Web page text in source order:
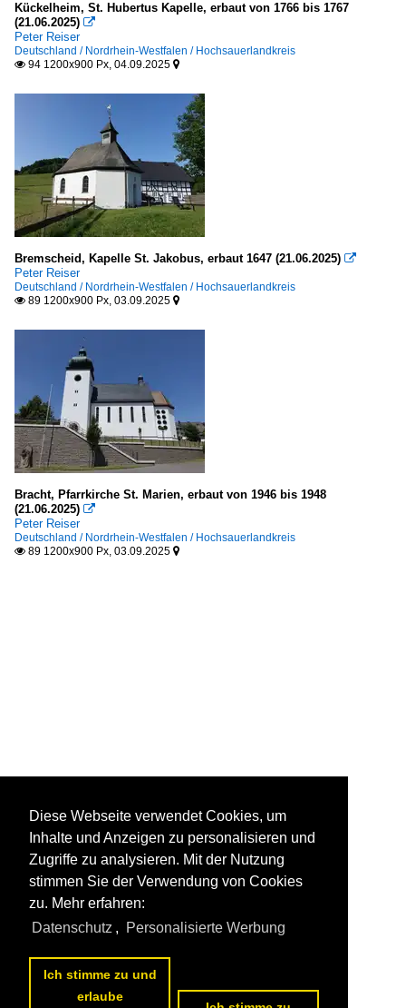
Kückelheim, St. Hubertus Kapelle, erbaut von 1766 bis 1767
(21.06.2025) 
Peter Reiser
Deutschland / Nordrhein-Westfalen / Hochsauerlandkreis
 94 1200x900 Px, 04.09.2025 
Bremscheid, Kapelle St. Jakobus, erbaut 1647 (21.06.2025) 
Peter Reiser
Deutschland / Nordrhein-Westfalen / Hochsauerlandkreis
 89 1200x900 Px, 03.09.2025 
Bracht, Pfarrkirche St. Marien, erbaut von 1946 bis 1948
(21.06.2025) 
Peter Reiser
Deutschland / Nordrhein-Westfalen / Hochsauerlandkreis
 89 1200x900 Px, 03.09.2025 
Diese Webseite verwendet Cookies, um
Inhalte und Anzeigen zu personalisieren und
Zugriffe zu analysieren. Mit der Nutzung
stimmen Sie der Verwendung von Cookies
zu. Mehr erfahren:
Datenschutz , Personalisierte Werbung
Ich stimme zu und
erlaube